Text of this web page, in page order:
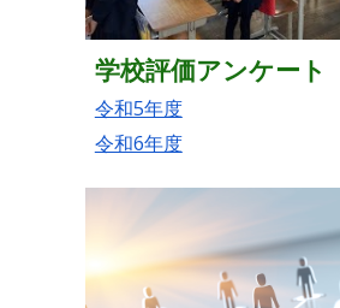
学校評価アンケート
令和5年度
令和6年度